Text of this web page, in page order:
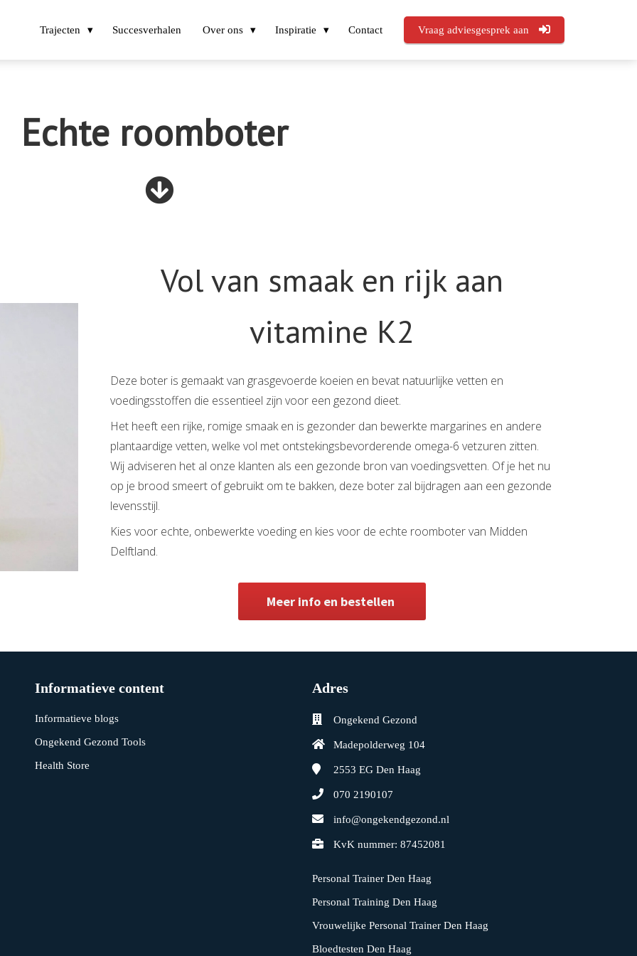
Trajecten Succesverhalen Over ons Inspiratie Contact Vraag adviesgesprek aan
Echte roomboter
Vol van smaak en rijk aan
vitamine K2
Deze boter is gemaakt van grasgevoerde koeien en bevat natuurlijke vetten en
voedingsstoffen die essentieel zijn voor een gezond dieet.
Het heeft een rijke, romige smaak en is gezonder dan bewerkte margarines en andere
plantaardige vetten, welke vol met ontstekingsbevorderende omega-6 vetzuren zitten.
Wij adviseren het al onze klanten als een gezonde bron van voedingsvetten. Of je het nu
op je brood smeert of gebruikt om te bakken, deze boter zal bijdragen aan een gezonde
levensstijl.
Kies voor echte, onbewerkte voeding en kies voor de echte roomboter van Midden
Delftland.
Meer info en bestellen
Informatieve content
Informatieve blogs
Ongekend Gezond Tools
Health Store
Adres
Ongekend Gezond
Madepolderweg 104
2553 EG Den Haag
070 2190107
info@ongekendgezond.nl
KvK nummer: 87452081
Personal Trainer Den Haag
Personal Training Den Haag
Vrouwelijke Personal Trainer Den Haag
Bloedtesten Den Haag